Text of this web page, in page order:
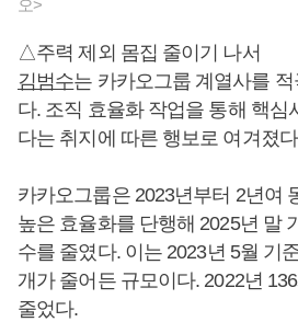
오>
△주력 제외 몸집 줄이기 나서
김범수는 카카오그룹 계열사를
다. 조직 효율화 작업을 통해 핵심
다는 취지에 따른 행보로 여겨졌
카카오그룹은 2023년부터 2년여
높은 효율화를 단행해 2025년 말
수를 줄였다. 이는 2023년 5월 기
개가 줄어든 규모이다. 2022년
줄었다.